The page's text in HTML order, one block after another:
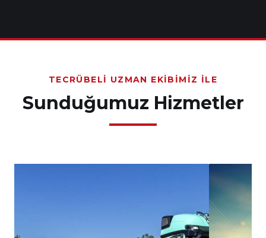
TECRÜBELI UZMAN EKIBIMIZ İLE
Sunduğumuz Hizmetler